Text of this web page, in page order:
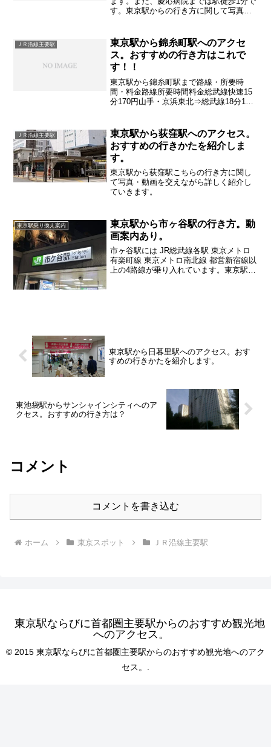
す。東京駅からの行き方に関して写真・
ＪＲ沿線主要駅
東京駅から錦糸町駅へのアクセ
ス。おすすめの行き方はこれで
す！！
東京駅から錦糸町駅まで路線・所要時
間・料金路線所要時間料金総武線快速15
分170円山手・京浜東北⇒総武線18分170
ＪＲ沿線主要駅
東京駅から荻窪駅へのアクセス。
おすすめの行きかたを紹介しま
す。
東京駅から荻窪駅こちらの行き方に関し
て写真・動画を交えながら詳しく紹介し
ていきます。
東京駅乗り換え案内
東京駅から市ヶ谷駅の行き方。動
画案内あり。
市ヶ谷駅には JR総武線各駅 東京メトロ
有楽町線 東京メトロ南北線 都営新宿線以
上の4路線が乗り入れています。東京駅か
東京駅から日暮里駅へのアクセス。おす
すめの行きかたを紹介します。
東池袋駅からサンシャインシティへのア
クセス。おすすめの行き方は？
コメント
コメントを書き込む
ホーム 東京スポット ＪＲ沿線主要駅
東京駅ならびに首都圏主要駅からのおすすめ観光地
へのアクセス。
© 2015 東京駅ならびに首都圏主要駅からのおすすめ観光地へのアク
セス。.